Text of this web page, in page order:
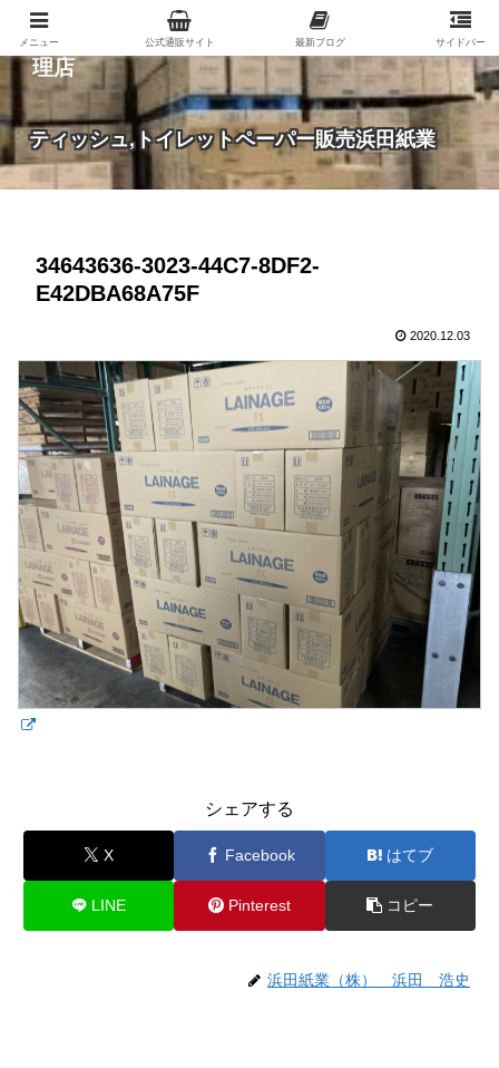
紙（家庭紙・包装紙・印刷用紙など）の総合代
理店
ティッシュ,トイレットペーパー販売浜田紙業
34643636-3023-44C7-8DF2-
E42DBA68A75F
2020.12.03
シェアする
X Facebook はてブ
LINE Pinterest コピー
浜田紙業（株） 浜田 浩史
メニュー 公式通販サイト 最新ブログ サイドバー